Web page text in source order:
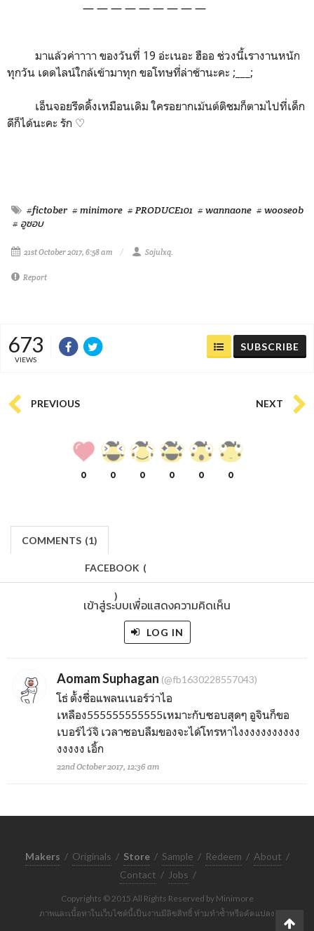
— — — — — — — — —
มาแล้วค่าาาา ของวันที่ 19 อ่ะเนอะ ฮืออ ช่วงนี้เรางานหนัก
ทุกวัน เดดไลน์ใกล้เข้ามาทุก ขอโทษที่ล่าช้านะคะ ;___;
เอ็นจอยรีดดิ้งเหมือนเดิม ใครอยากเม้นต์ติชมก็ตามไปที่เด็ก
ดีก็ได้นะคะ รัก ♡
#fictober # minimore # PRODUCE101 # wannaone # wooseob
# อูซอบ
21st October 2017, 6:58 am Sojulxq.
Report
673
VIEWS
SUBSCRIBE
PREVIOUS NEXT
0 0 0 0 0 0
COMMENTS (1)
FACEBOOK (
)
เข้าสู่ระบบเพื่อแสดงความคิดเห็น
LOG IN
Aomam Suphagan (@fb1630228557043)
โธ่ ตั้งชื่อแพลนเนอร์ว่าไอ
เหลือง555555555555เหมาะกับซอบสุดๆ อูจินก็ขอ
เบอร์ไว้จิ เวลาซอบลืมของจะได้โทรหาไงงงงงงงงงงง
งงงงง เอิ้ก
22nd October 2017, 12:36 am
Makers / Originals / Store / Sample / Redeem / About /
Contact / Jobs /
Copyrights © 2015 All Rights Reserved by Minimore
ภาพและเนื้อหาในเว็บไซต์นี้เป็นงานมีลิขสิทธิ์ ห้ามทำซ้ำหรือดัดแปลง